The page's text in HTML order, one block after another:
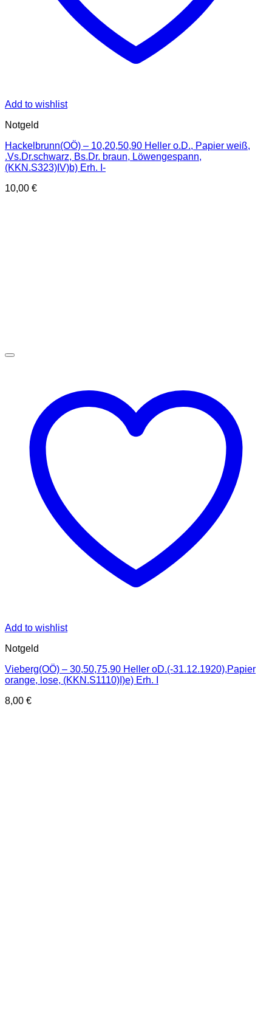
Add to wishlist
Notgeld
Hackelbrunn(OÖ) – 10,20,50,90 Heller o.D., Papier weiß,
.Vs.Dr.schwarz, Bs.Dr. braun, Löwengespann,
(KKN.S323)IV)b) Erh. I-
10,00 €
Add to wishlist
Notgeld
Vieberg(OÖ) – 30,50,75,90 Heller oD.(-31.12.1920),Papier
orange, lose, (KKN.S1110)I)e) Erh. I
8,00 €